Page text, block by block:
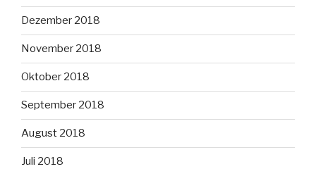
Dezember 2018
November 2018
Oktober 2018
September 2018
August 2018
Juli 2018